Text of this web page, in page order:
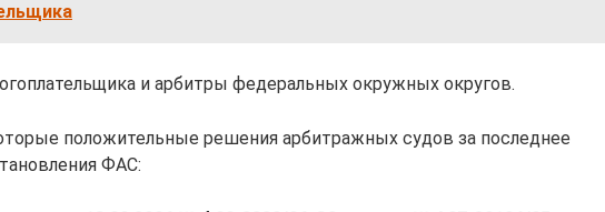
и арбитры федеральных окружных округов.
положительные решения арбитражных судов за последнее
ФАС: